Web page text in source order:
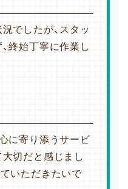
でしたが、スタッ
終始丁寧に作業し
に寄り添うサービ
切だと感じまし
いただきたいで